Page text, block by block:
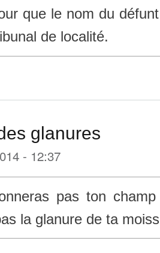
que le nom du
de localité.
glanures
- 12:37
pas ton
la glanure de ta